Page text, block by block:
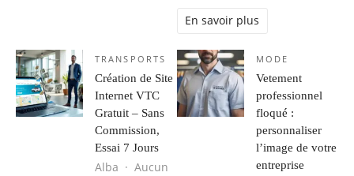
En savoir plus
TRANSPORTS
Création de Site
Internet VTC
Gratuit – Sans
Commission,
Essai 7 Jours
Alba
Aucun
MODE
Vetement
professionnel
floqué :
personnaliser
l’image de votre
entreprise